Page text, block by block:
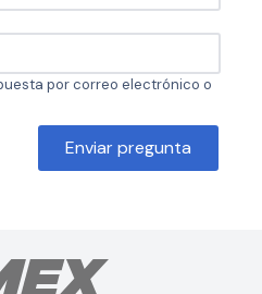
por correo electrónico o
Enviar pregunta